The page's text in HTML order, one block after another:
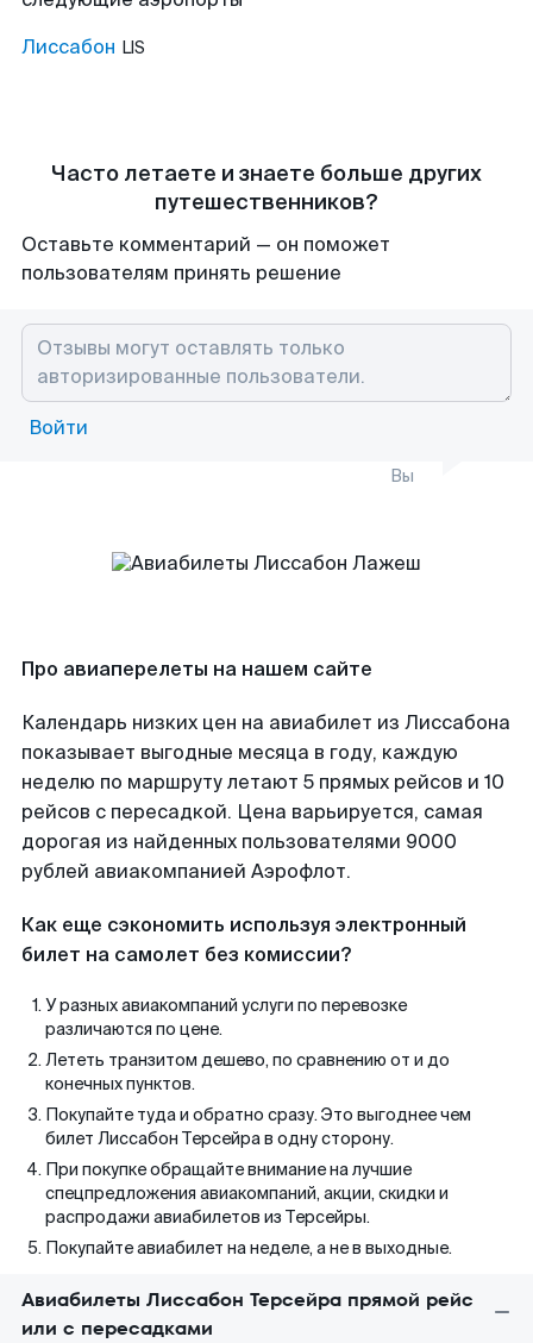
Лиссабон LIS
Часто летаете и знаете больше других
путешественников?
Оставьте комментарий — он поможет
пользователям принять решение
Войти
Вы
Про авиаперелеты на нашем сайте
Календарь низких цен на авиабилет из Лиссабона
показывает выгодные месяца в году, каждую
неделю по маршруту летают 5 прямых рейсов и 10
рейсов с пересадкой. Цена варьируется, самая
дорогая из найденных пользователями 9000
рублей авиакомпанией Аэрофлот.
Как еще сэкономить используя электронный
билет на самолет без комиссии?
У разных авиакомпаний услуги по перевозке
различаются по цене.
Лететь транзитом дешево, по сравнению от и до
конечных пунктов.
Покупайте туда и обратно сразу. Это выгоднее чем
билет Лиссабон Терсейра в одну сторону.
При покупке обращайте внимание на лучшие
спецпредложения авиакомпаний, акции, скидки и
распродажи авиабилетов из Терсейры.
Покупайте авиабилет на неделе, а не в выходные.
Авиабилеты Лиссабон Терсейра прямой рейс
или с пересадками